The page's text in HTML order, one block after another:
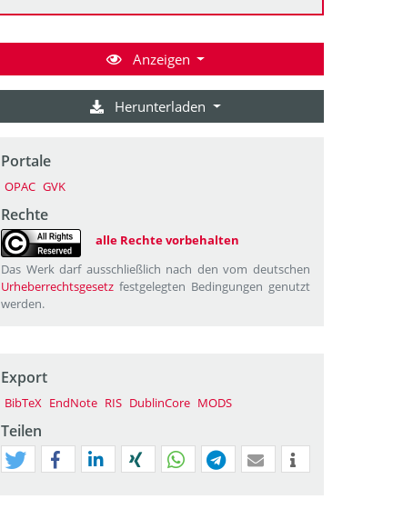
Anzeigen
Herunterladen
Portale
OPAC GVK
Rechte
alle Rechte vorbehalten
Das Werk darf ausschließlich nach den vom deutschen
Urheberrechtsgesetz festgelegten Bedingungen genutzt
werden.
Export
BibTeX EndNote RIS DublinCore MODS
Teilen